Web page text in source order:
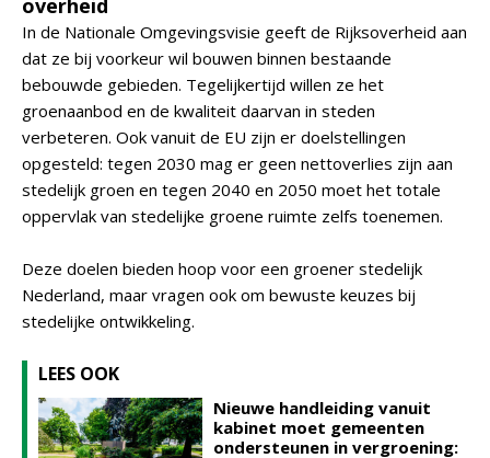
overheid
In de Nationale Omgevingsvisie geeft de Rijksoverheid aan
dat ze bij voorkeur wil bouwen binnen bestaande
bebouwde gebieden. Tegelijkertijd willen ze het
groenaanbod en de kwaliteit daarvan in steden
verbeteren. Ook vanuit de EU zijn er doelstellingen
opgesteld: tegen 2030 mag er geen nettoverlies zijn aan
stedelijk groen en tegen 2040 en 2050 moet het totale
oppervlak van stedelijke groene ruimte zelfs toenemen.
Deze doelen bieden hoop voor een groener stedelijk
Nederland, maar vragen ook om bewuste keuzes bij
stedelijke ontwikkeling.
LEES OOK
Nieuwe handleiding vanuit
kabinet moet gemeenten
ondersteunen in vergroening: